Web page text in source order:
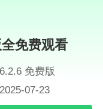
免费观看
6.2.6 免费版
2025-07-23